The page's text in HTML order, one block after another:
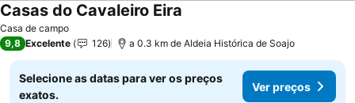
Casa de campo
Casas do Cavaleiro Eira
9,8 Excelente 126 a 0.3 km de Aldeia Histórica de Soajo
Selecione as datas para ver os preços
exatos.
Ver preços